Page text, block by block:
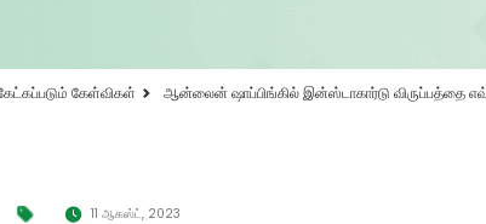
கேள்விகள் ஆன்லைன் ஷாப்பிங்கில் இன்ஸ்டாகார்டு விருப்பத்தை
11 ஆகஸ்ட், 2023